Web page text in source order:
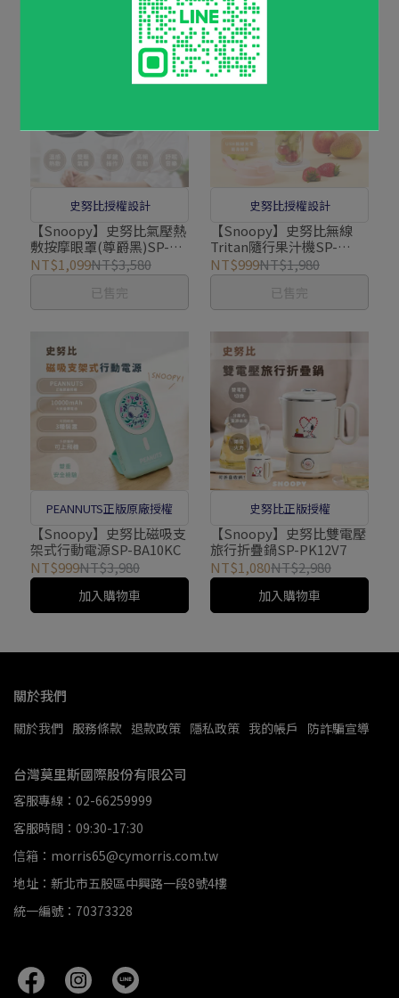
史努比授權設計
【Snoopy】史努比氣壓熱
敷按摩眼罩(尊爵黑)SP-
MA881
NT$1,099NT$3,580
已售完
史努比授權設計
【Snoopy】史努比無線
Tritan隨行果汁機SP-
JE600A
NT$999NT$1,980
已售完
PEANNUTS正版原廠授權
【Snoopy】史努比磁吸支
架式行動電源SP-BA10KC
NT$999NT$3,980
加入購物車
史努比正版授權
【Snoopy】史努比雙電壓
旅行折疊鍋SP-PK12V7
NT$1,080NT$2,980
加入購物車
關於我們
關於我們 服務條款 退款政策 隱私政策 我的帳戶 防詐騙宣導
台灣莫里斯國際股份有限公司
客服專線：02-66259999
客服時間：09:30-17:30
信箱：morris65@cymorris.com.tw
地址：新北市五股區中興路一段8號4樓
統一編號：70373328